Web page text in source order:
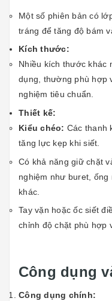
Một số phiên bản có
tráng để tăng độ bám
Kích thước:
Nhiều kích thước khác
dụng, thường phù hợp
nghiệm tiêu chuẩn.
Thiết kế:
Kiểu chéo: Các thanh
tăng lực kẹp khi siết.
Có khả năng giữ chặt
nghiệm như buret, ống
khác.
Tay vặn hoặc ốc siết
chỉnh độ chặt phù hợp
Công dụng
Công dụng chính: